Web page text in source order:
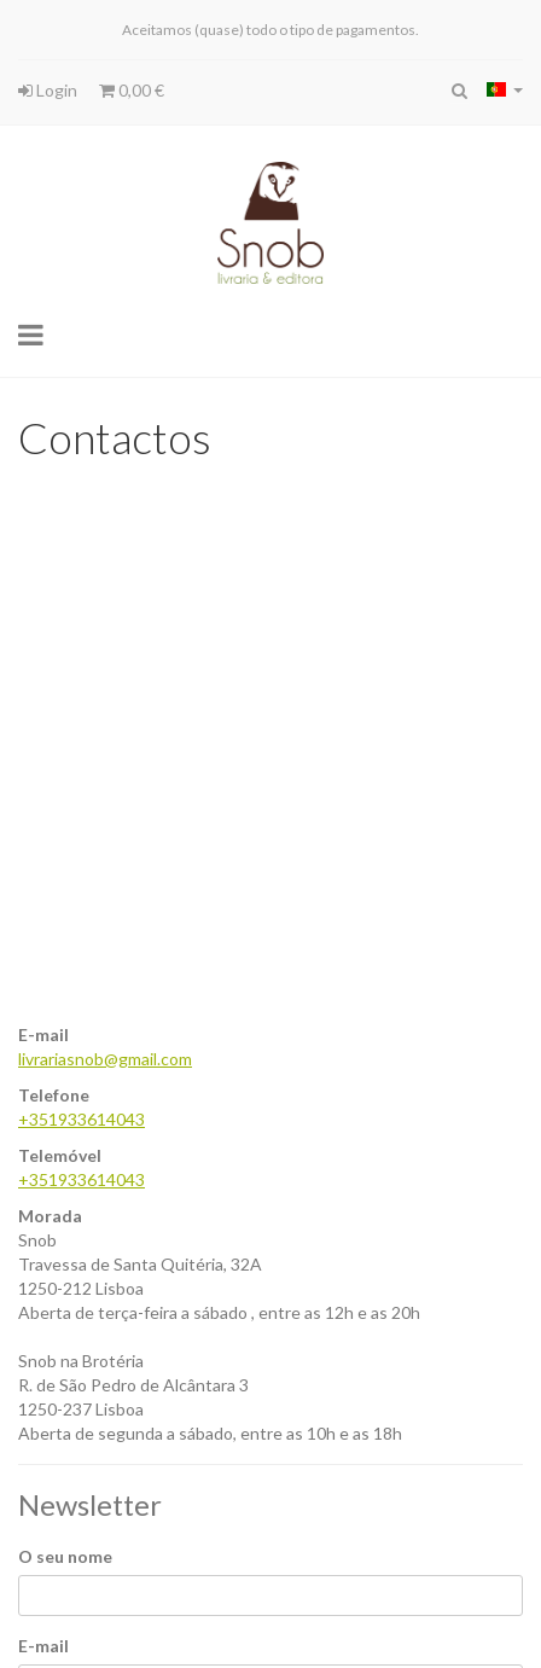
Aceitamos (quase) todo o tipo de pagamentos.
Login 0,00 €
Toggle
Contactos
E-mail
livrariasnob@gmail.com
Telefone
+351933614043
Telemóvel
+351933614043
Morada
Snob
Travessa de Santa Quitéria, 32A
1250-212 Lisboa
Aberta de terça-feira a sábado , entre as 12h e as 20h
Snob na Brotéria
R. de São Pedro de Alcântara 3
1250-237 Lisboa
Aberta de segunda a sábado, entre as 10h e as 18h
Newsletter
O seu nome
E-mail